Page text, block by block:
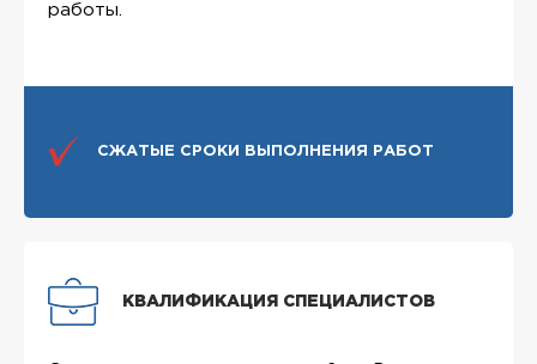
работы.
СЖАТЫЕ СРОКИ ВЫПОЛНЕНИЯ РАБОТ
КВАЛИФИКАЦИЯ СПЕЦИАЛИСТОВ